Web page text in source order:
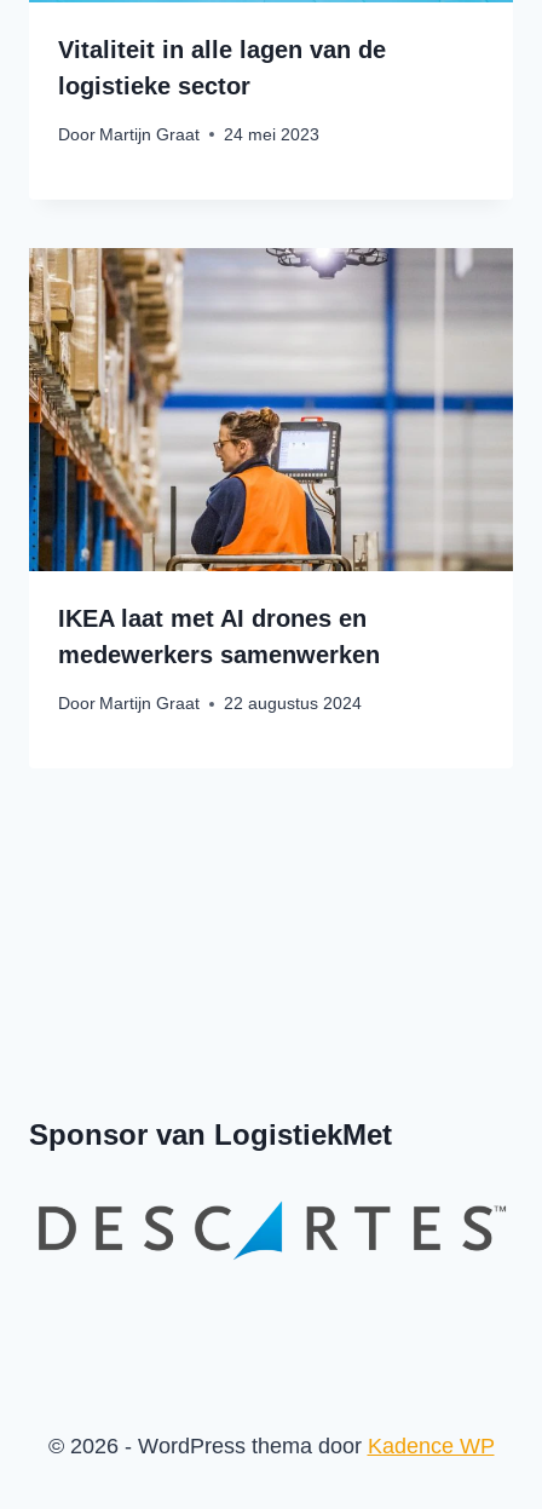
Vitaliteit in alle lagen van de
logistieke sector
Door Martijn Graat 24 mei 2023
IKEA laat met AI drones en
medewerkers samenwerken
Door Martijn Graat 22 augustus 2024
Sponsor van LogistiekMet
© 2026 - WordPress thema door Kadence WP